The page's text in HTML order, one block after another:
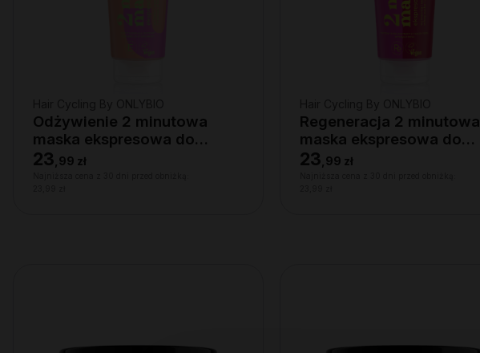
Odżywienie 2 minutowa
maska ekspresowa do
włosów 200ml
23 99 zł
Regeneracja 2 minutowa
maska ekspresowa do
włosów 200ml
23 99 zł